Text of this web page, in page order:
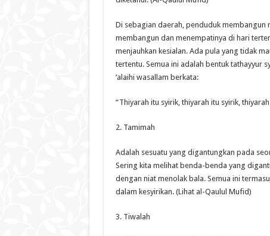
Di sebagian daerah, penduduk
membangun dan menempatinya di hari
menjauhkan kesialan. Ada pula yang tidak
tertentu. Semua ini adalah bentuk tathayyur
‘alaihi wasallam berkata:
“Thiyarah itu syirik, thiyarah itu syirik,
2. Tamimah
Adalah sesuatu yang digantungkan pada
Sering kita melihat benda-benda yang
dengan niat menolak bala. Semua ini
dalam kesyirikan. (Lihat al-Qaulul Mufid)
3. Tiwalah